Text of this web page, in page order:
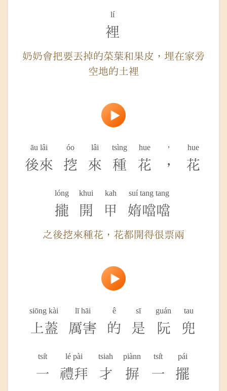
lí
裡
奶奶會把要丟掉的菜葉和果皮，埋在家旁
空地的土裡
āu lâi
後來
óo
挖
lâi
來
tsìng
種
hue
花
，
，
hue
花
lóng
攏
khui
開
kah
甲
suí tang tang
媠噹噹
之後挖來種花，花都開得很票兩
siōng kài
上蓋
lī hāi
厲害
ê
的
sī
是
guán
阮
tau
兜
tsi̍t
一
lé pài
禮拜
tsiah
才
piànn
摒
tsi̍t
一
pái
擺